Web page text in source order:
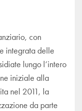
con
integrata delle
lungo l’intero
iniziale alla
nel 2011, la
da parte